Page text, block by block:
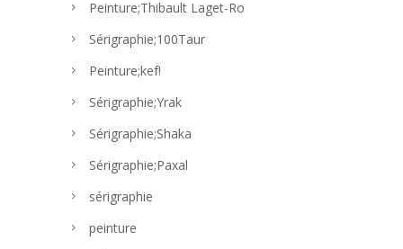
Peinture;Thibault Laget-Ro
Sérigraphie;100Taur
Peinture;kef!
Sérigraphie;Yrak
Sérigraphie;Shaka
Sérigraphie;Paxal
sérigraphie
peinture